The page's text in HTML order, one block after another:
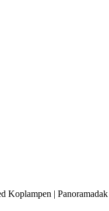
|